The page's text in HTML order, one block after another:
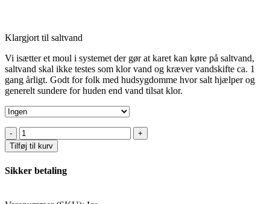
Klargjort til saltvand
Vi isætter et moul i systemet der gør at karet kan køre på saltvand,
saltvand skal ikke testes som klor vand og kræver vandskifte ca. 1
gang årligt. Godt for folk med hudsygdomme hvor salt hjælper og
generelt sundere for huden end vand tilsat klor.
Model
Ice
antal
Tilføj til kurv
Sikker betaling